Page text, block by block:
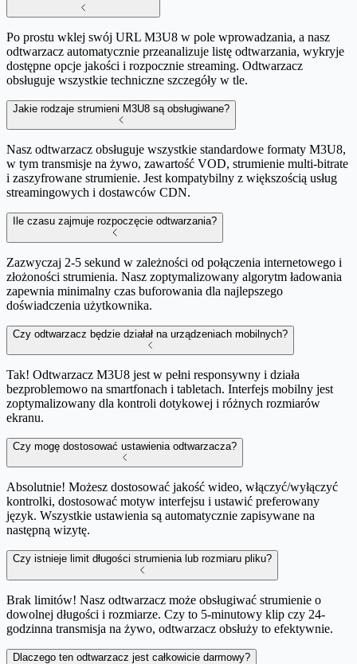
Po prostu wklej swój URL M3U8 w pole wprowadzania, a nasz
odtwarzacz automatycznie przeanalizuje listę odtwarzania, wykryje
dostępne opcje jakości i rozpocznie streaming. Odtwarzacz
obsługuje wszystkie techniczne szczegóły w tle.
Jakie rodzaje strumieni M3U8 są obsługiwane?
Nasz odtwarzacz obsługuje wszystkie standardowe formaty M3U8,
w tym transmisje na żywo, zawartość VOD, strumienie multi-bitrate
i zaszyfrowane strumienie. Jest kompatybilny z większością usług
streamingowych i dostawców CDN.
Ile czasu zajmuje rozpoczęcie odtwarzania?
Zazwyczaj 2-5 sekund w zależności od połączenia internetowego i
złożoności strumienia. Nasz zoptymalizowany algorytm ładowania
zapewnia minimalny czas buforowania dla najlepszego
doświadczenia użytkownika.
Czy odtwarzacz będzie działał na urządzeniach mobilnych?
Tak! Odtwarzacz M3U8 jest w pełni responsywny i działa
bezproblemowo na smartfonach i tabletach. Interfejs mobilny jest
zoptymalizowany dla kontroli dotykowej i różnych rozmiarów
ekranu.
Czy mogę dostosować ustawienia odtwarzacza?
Absolutnie! Możesz dostosować jakość wideo, włączyć/wyłączyć
kontrolki, dostosować motyw interfejsu i ustawić preferowany
język. Wszystkie ustawienia są automatycznie zapisywane na
następną wizytę.
Czy istnieje limit długości strumienia lub rozmiaru pliku?
Brak limitów! Nasz odtwarzacz może obsługiwać strumienie o
dowolnej długości i rozmiarze. Czy to 5-minutowy klip czy 24-
godzinna transmisja na żywo, odtwarzacz obsłuży to efektywnie.
Dlaczego ten odtwarzacz jest całkowicie darmowy?